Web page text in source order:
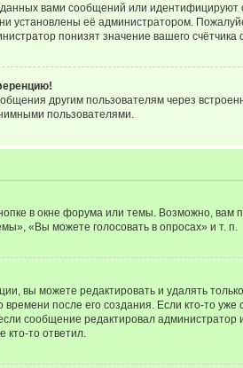
вами сообщений или
установлены её администратором.
понизят значение вашего счётчика
другим пользователям через
пользователями.
в окне форума или темы. Возможно, вам
«Вы можете голосовать в опросах» и т. п.
вы можете редактировать и удалять
после его создания. Если кто-то
сообщение редактировал
то ответил.